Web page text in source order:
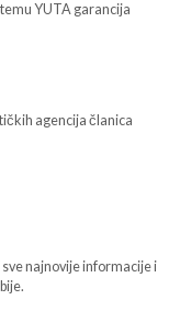
YUTA garancija
agencija članica
najnovije informacije i